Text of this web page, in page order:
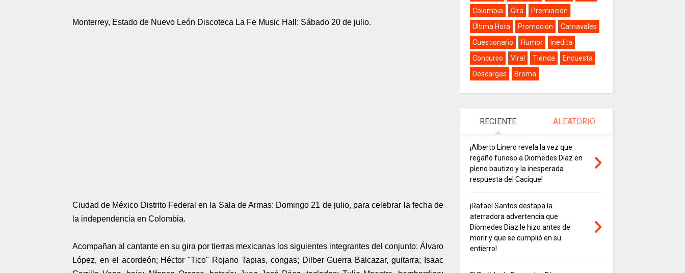
Monterrey, Estado de Nuevo León Discoteca La Fe Music Hall: Sábado 20 de julio.
Ciudad de México Distrito Federal en la Sala de Armas: Domingo 21 de julio, para celebrar la fecha de
la independencia en Colombia.
Acompañan al cantante en su gira por tierras mexicanas los siguientes integrantes del conjunto: Álvaro
López, en el acordeón; Héctor "Tico" Rojano Tapias, congas; Dilber Guerra Balcazar, guitarra; Isaac
Colombia
Gira
Premiación
Última Hora
Promoción
Carnavales
Cuestionario
Humor
Inedita
Concurso
Viral Tienda
Encuesta
Descargas
Broma
RECIENTE ALEATORIO
¡Alberto Linero revela la vez que
regañó furioso a Diomedes Díaz en
pleno bautizo y la inesperada
respuesta del Cacique!
¡Rafael Santos destapa la
aterradora advertencia que
Diomedes Díaz le hizo antes de
morir y que se cumplió en su
entierro!